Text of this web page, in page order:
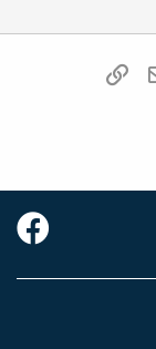
דואר אלקטרוני